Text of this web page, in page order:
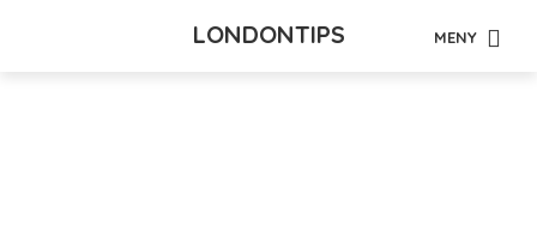
LONDONTIPS MENY